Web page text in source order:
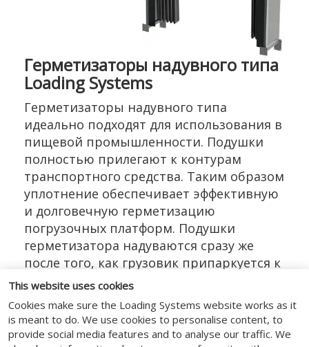
This website uses cookies
Cookies make sure the Loading Systems website works as it
is meant to do. We use cookies to personalise content, to
provide social media features and to analyse our traffic. We
Герметизаторы надувного типа
Loading Systems
Герметизаторы надувного типа
идеально подходят для использования в
пищевой промышленности. Подушки
полностью прилегают к контурам
транспортного средства. Таким образом
уплотнение обеспечивает эффективную
и долговечную герметизацию
погрузочных платформ. Подушки
герметизатора надуваются сразу же
после того, как грузовик припаркуется к
складу, и образуют герметичное
уплотнение по периметру грузовика.
Этот тип герметизатора идеально
подходит для компаний, которые